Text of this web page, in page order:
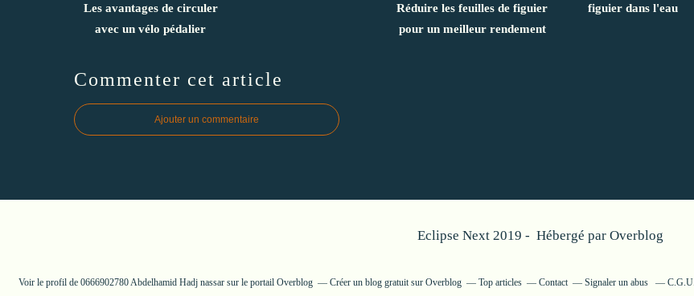
Les avantages de circuler
avec un vélo pédalier
Réduire les feuilles de figuier
pour un meilleur rendement
figuier dans l'eau
Commenter cet article
Ajouter un commentaire
Eclipse Next 2019 - Hébergé par Overblog
Voir le profil de 0666902780 Abdelhamid Hadj nassarsur le portail Overblog Créer un blog gratuit sur Overblog Top articles Contact Signaler un abus C.G.U.